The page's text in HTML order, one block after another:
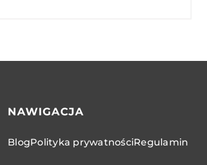
NAWIGACJA
BlogPolityka prywatnościRegulamin